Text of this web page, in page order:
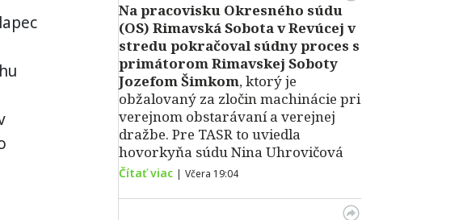
Na pracovisku Okresného súdu
(OS) Rimavská Sobota v Revúcej v
stredu pokračoval súdny proces s
primátorom Rimavskej Soboty
Jozefom Šimkom, ktorý je
obžalovaný za zločin machinácie pri
verejnom obstarávaní a verejnej
dražbe. Pre TASR to uviedla
hovorkyňa súdu Nina Uhrovičová
Čítať viac | Včera 19:04